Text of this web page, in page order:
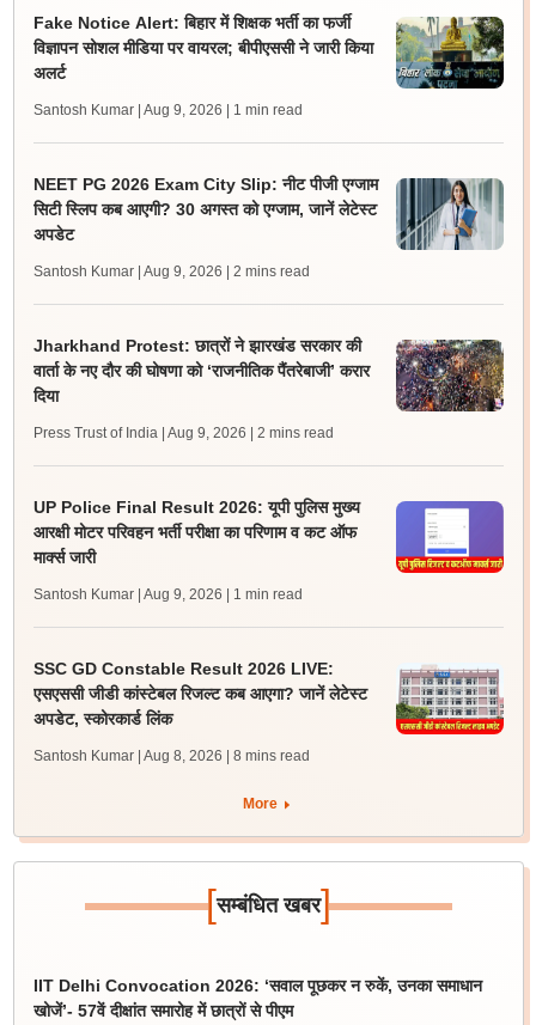
Fake Notice Alert: बिहार में शिक्षक भर्ती का फर्जी
विज्ञापन सोशल मीडिया पर वायरल; बीपीएससी ने जारी किया
अलर्ट
Santosh Kumar | Aug 9, 2026 | 1 min read
NEET PG 2026 Exam City Slip: नीट पीजी एग्जाम
सिटी स्लिप कब आएगी? 30 अगस्त को एग्जाम, जानें लेटेस्ट
अपडेट
Santosh Kumar | Aug 9, 2026 | 2 mins read
Jharkhand Protest: छात्रों ने झारखंड सरकार की
वार्ता के नए दौर की घोषणा को ‘राजनीतिक पैंतरेबाजी’ करार
दिया
Press Trust of India | Aug 9, 2026 | 2 mins read
UP Police Final Result 2026: यूपी पुलिस मुख्य
आरक्षी मोटर परिवहन भर्ती परीक्षा का परिणाम व कट ऑफ
मार्क्स जारी
Santosh Kumar | Aug 9, 2026 | 1 min read
SSC GD Constable Result 2026 LIVE:
एसएससी जीडी कांस्टेबल रिजल्ट कब आएगा? जानें लेटेस्ट
अपडेट, स्कोरकार्ड लिंक
Santosh Kumar | Aug 8, 2026 | 8 mins read
More
[सम्बंधित खबर]
IIT Delhi Convocation 2026: ‘सवाल पूछकर न रुकें, उनका समाधान
खोजें’- 57वें दीक्षांत समारोह में छात्रों से पीएम